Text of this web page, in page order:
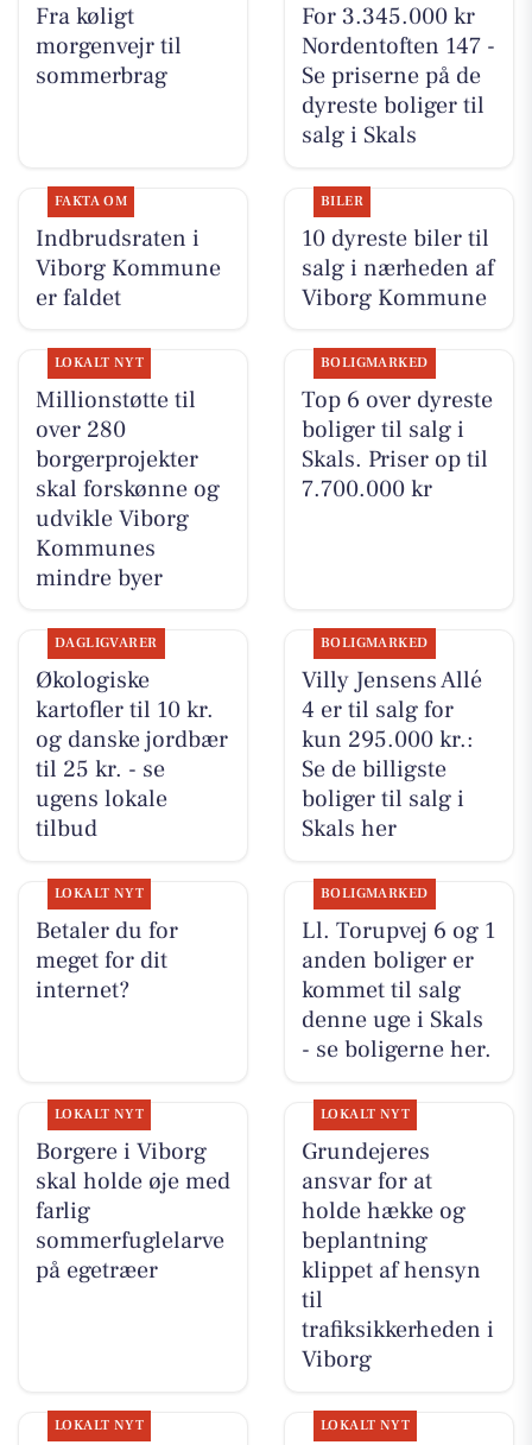
Fra køligt
morgenvejr til
sommerbrag
For 3.345.000 kr
Nordentoften 147 -
Se priserne på de
dyreste boliger til
salg i Skals
FAKTA OM
Indbrudsraten i
Viborg Kommune
er faldet
BILER
10 dyreste biler til
salg i nærheden af
Viborg Kommune
LOKALT NYT
Millionstøtte til
over 280
borgerprojekter
skal forskønne og
udvikle Viborg
Kommunes
mindre byer
BOLIGMARKED
Top 6 over dyreste
boliger til salg i
Skals. Priser op til
7.700.000 kr
DAGLIGVARER
Økologiske
kartofler til 10 kr.
og danske jordbær
til 25 kr. - se
ugens lokale
tilbud
BOLIGMARKED
Villy Jensens Allé
4 er til salg for
kun 295.000 kr.:
Se de billigste
boliger til salg i
Skals her
LOKALT NYT
Betaler du for
meget for dit
internet?
BOLIGMARKED
Ll. Torupvej 6 og 1
anden boliger er
kommet til salg
denne uge i Skals
- se boligerne her.
LOKALT NYT
Borgere i Viborg
skal holde øje med
farlig
sommerfuglelarve
på egetræer
LOKALT NYT
Grundejeres
ansvar for at
holde hække og
beplantning
klippet af hensyn
til
trafiksikkerheden i
Viborg
LOKALT NYT LOKALT NYT